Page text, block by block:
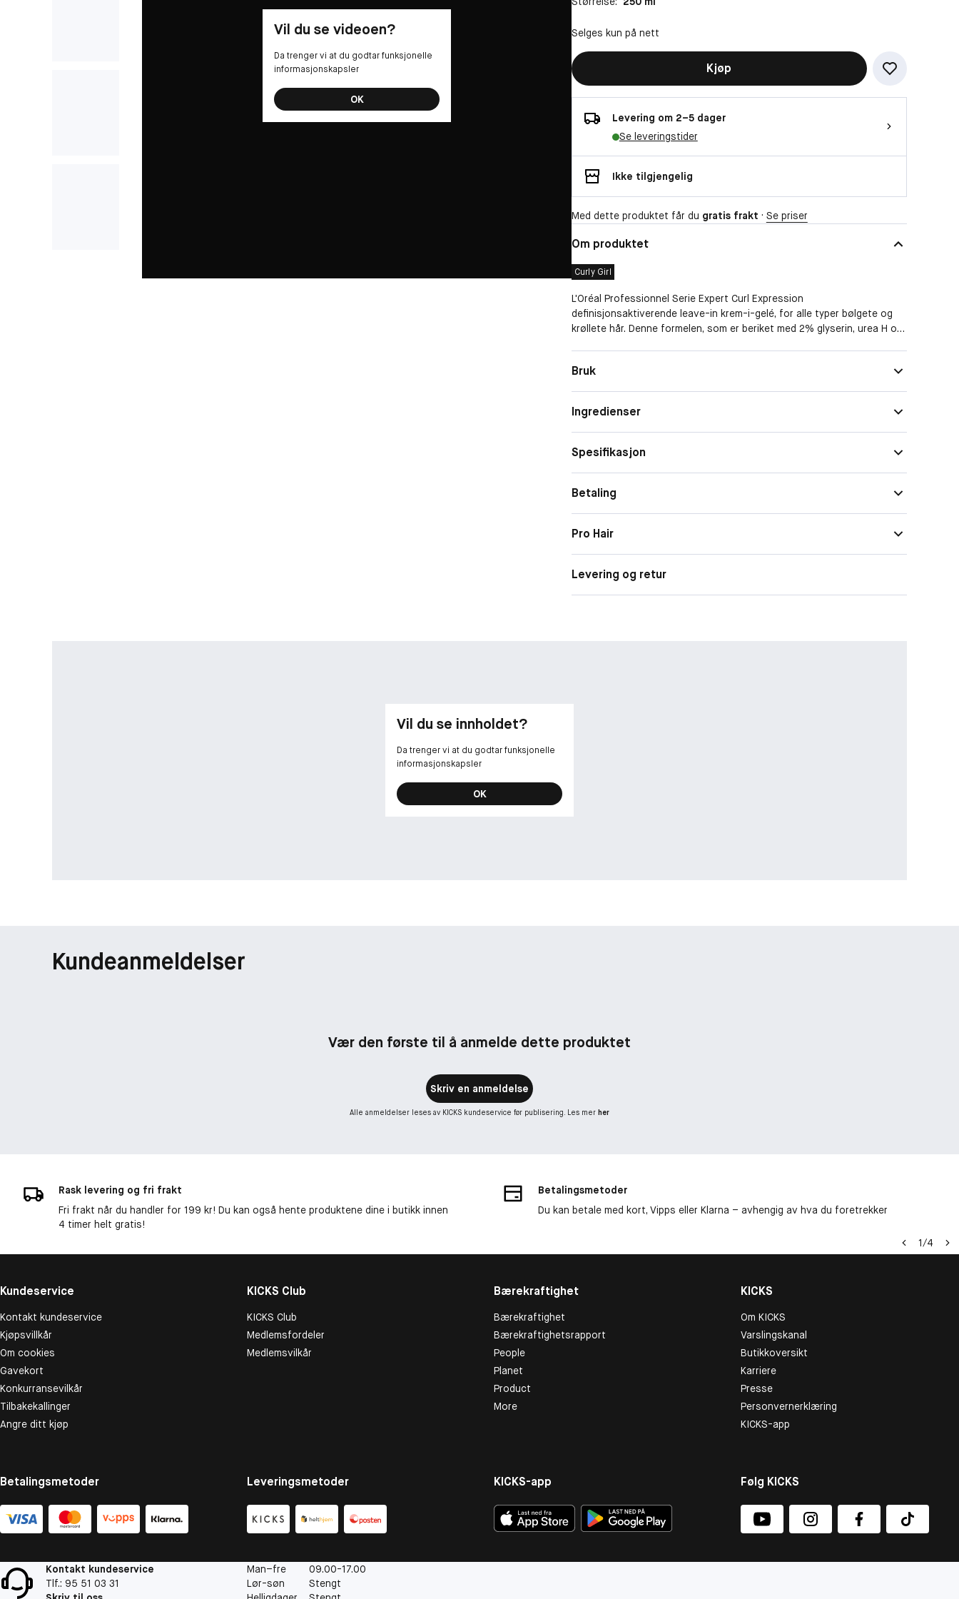
Vil du se videoen?
Da trenger vi at du godtar funksjonelle
informasjonskapsler
OK
Selges kun på nett
Kjøp
Levering om 2–5 dager
Se leveringstider
Ikke tilgjengelig
Med dette produktet får du gratis frakt · Se priser
Om produktet
Curly Girl
L'Oréal Professionnel Serie Expert Curl Expression
definisjonsaktiverende leave-in krem-i-gelé, for alle typer bølgete og
krøllete hår. Denne formelen, som er beriket med 2% glyserin, urea H og
Bruk
Ingredienser
Spesifikasjon
Betaling
Pro Hair
Levering og retur
Vil du se innholdet?
Da trenger vi at du godtar funksjonelle
informasjonskapsler
OK
Kundeanmeldelser
Vær den første til å anmelde dette produktet
Skriv en anmeldelse
Alle anmeldelser leses av KICKS kundeservice før publisering. Les mer her
Rask levering og fri frakt
Fri frakt når du handler for 199 kr! Du kan også hente produktene dine i butikk innen
4 timer helt gratis!
Betalingsmetoder
Du kan betale med kort, Vipps eller Klarna – avhengig av hva du foretrekker
1/4
Kundeservice
Kontakt kundeservice
Kjøpsvillkår
Om cookies
Gavekort
Konkurransevilkår
Tilbakekallinger
Angre ditt kjøp
KICKS Club
KICKS Club
Medlemsfordeler
Medlemsvilkår
Bærekraftighet
Bærekraftighet
Bærekraftighetsrapport
People
Planet
Product
More
KICKS
Om KICKS
Varslingskanal
Butikkoversikt
Karriere
Presse
Personvernerklæring
KICKS-app
Betalingsmetoder Leveringsmetoder KICKS-app Følg KICKS
Kontakt kundeservice
Tlf.: 95 51 03 31
Man–fre
09.00-17.00
Lør-søn
Stengt